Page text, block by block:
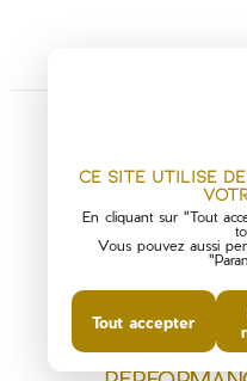
Ce site utilise
En cliquant sur "Tout
Vous pouvez aussi
Tout accepter